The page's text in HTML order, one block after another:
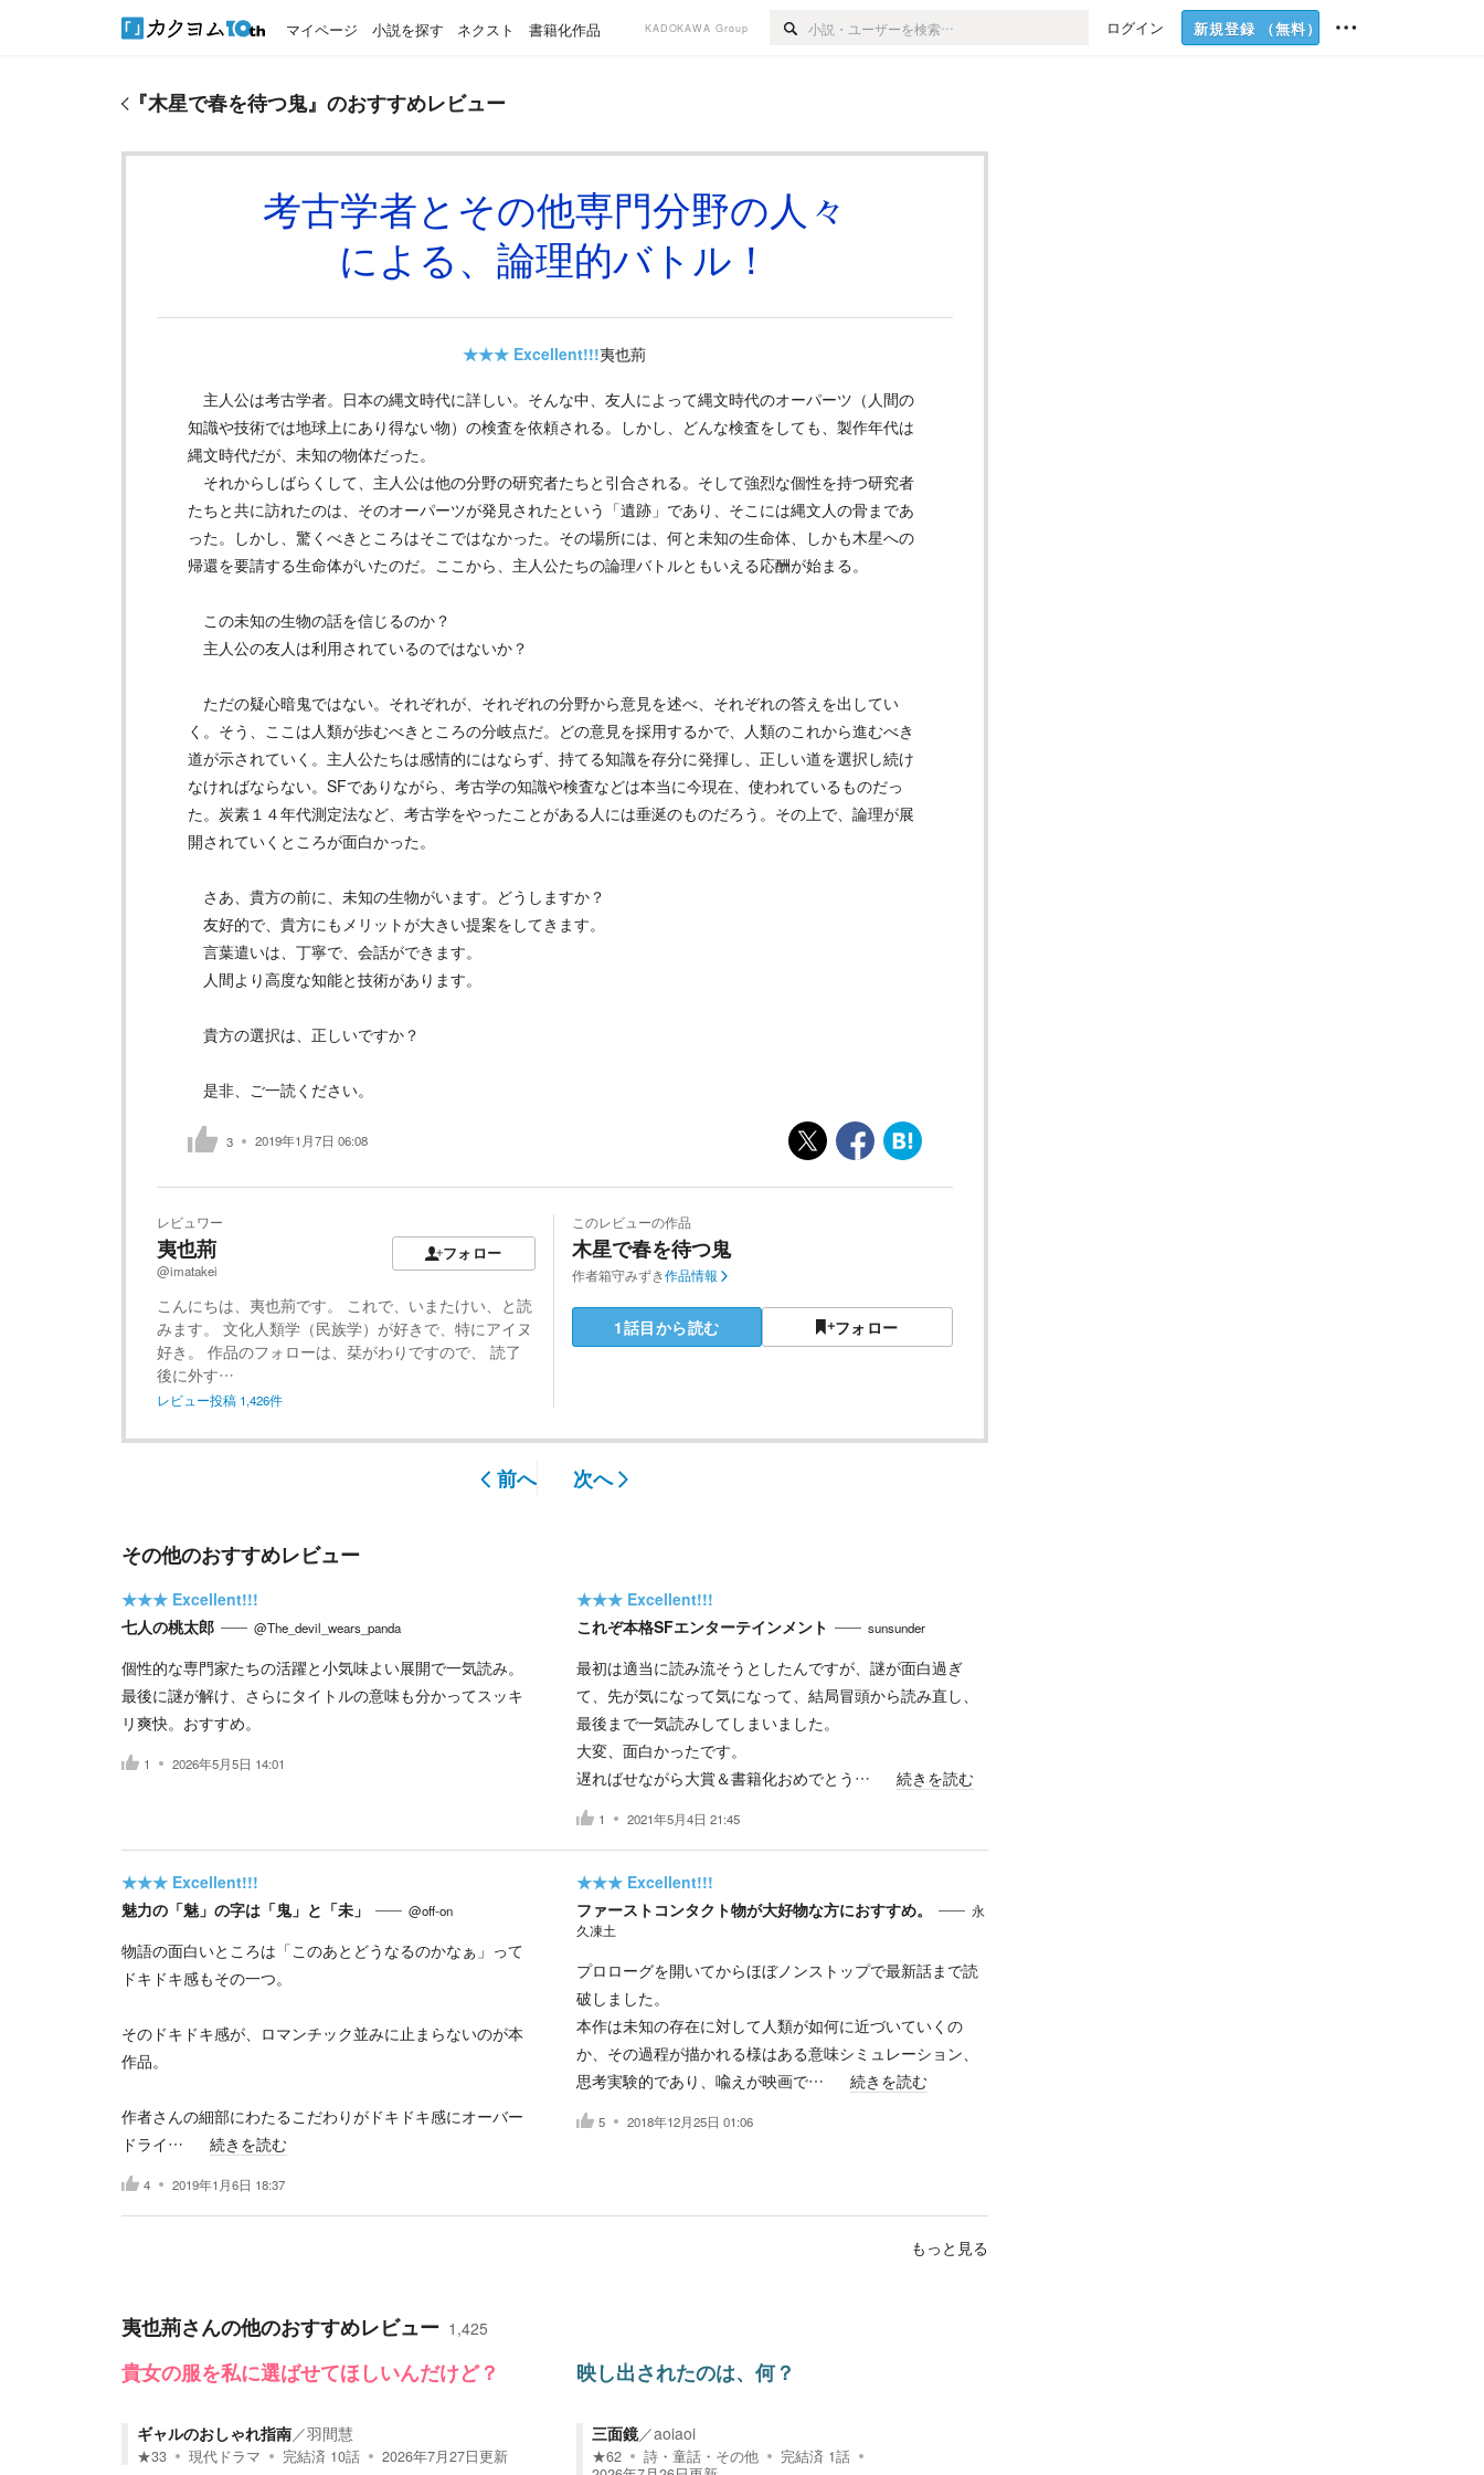
マイページ 小説を探す ネクスト 書籍化作品 KADOKAWA Group ログイン 新規登録 （無料）
『木星で春を待つ鬼』のおすすめレビュー
考古学者とその他専門分野の人々
による、論理的バトル！
★★★ Excellent!!!夷也荊
主人公は考古学者。日本の縄文時代に詳しい。そんな中、友人によって縄文時代のオーパーツ（人間の
知識や技術では地球上にあり得ない物）の検査を依頼される。しかし、どんな検査をしても、製作年代は
縄文時代だが、未知の物体だった。
それからしばらくして、主人公は他の分野の研究者たちと引合される。そして強烈な個性を持つ研究者
たちと共に訪れたのは、そのオーパーツが発見されたという「遺跡」であり、そこには縄文人の骨まであ
った。しかし、驚くべきところはそこではなかった。その場所には、何と未知の生命体、しかも木星への
帰還を要請する生命体がいたのだ。ここから、主人公たちの論理バトルともいえる応酬が始まる。
この未知の生物の話を信じるのか？
主人公の友人は利用されているのではないか？
ただの疑心暗鬼ではない。それぞれが、それぞれの分野から意見を述べ、それぞれの答えを出してい
く。そう、ここは人類が歩むべきところの分岐点だ。どの意見を採用するかで、人類のこれから進むべき
道が示されていく。主人公たちは感情的にはならず、持てる知識を存分に発揮し、正しい道を選択し続け
なければならない。SFでありながら、考古学の知識や検査などは本当に今現在、使われているものだっ
た。炭素１４年代測定法など、考古学をやったことがある人には垂涎のものだろう。その上で、論理が展
開されていくところが面白かった。
さあ、貴方の前に、未知の生物がいます。どうしますか？
友好的で、貴方にもメリットが大きい提案をしてきます。
言葉遣いは、丁寧で、会話ができます。
人間より高度な知能と技術があります。
貴方の選択は、正しいですか？
是非、ご一読ください。
3 2019年1月7日 06:08
レビュワー
夷也荊
@imatakei
フォロー
こんにちは、夷也荊です。 これで、いまたけい、と読
みます。 文化人類学（民族学）が好きで、特にアイヌ
好き。 作品のフォローは、栞がわりですので、 読了
後に外す…
レビュー投稿 1,426件
このレビューの作品
木星で春を待つ鬼
作者箱守みずき作品情報
1話目から読む フォロー
前へ 次へ
その他のおすすめレビュー
★★★ Excellent!!!
七人の桃太郎
@The_devil_wears_panda
個性的な専門家たちの活躍と小気味よい展開で一気読み。
最後に謎が解け、さらにタイトルの意味も分かってスッキ
リ爽快。おすすめ。
1 2026年5月5日 14:01
★★★ Excellent!!!
これぞ本格SFエンターテインメント
sunsunder
最初は適当に読み流そうとしたんですが、謎が面白過ぎ
て、先が気になって気になって、結局冒頭から読み直し、
最後まで一気読みしてしまいました。
大変、面白かったです。
遅ればせながら大賞＆書籍化おめでとう…
続きを読む
1 2021年5月4日 21:45
★★★ Excellent!!!
魅力の「魅」の字は「鬼」と「未」
@off-on
物語の面白いところは「このあとどうなるのかなぁ」って
ドキドキ感もその一つ。
そのドキドキ感が、ロマンチック並みに止まらないのが本
作品。
作者さんの細部にわたるこだわりがドキドキ感にオーバー
ドライ…
続きを読む
4 2019年1月6日 18:37
★★★ Excellent!!!
ファーストコンタクト物が大好物な方におすすめ。
永
久凍土
プロローグを開いてからほぼノンストップで最新話まで読
破しました。
本作は未知の存在に対して人類が如何に近づいていくの
か、その過程が描かれる様はある意味シミュレーション、
思考実験的であり、喩えが映画で…
続きを読む
5 2018年12月25日 01:06
もっと見る
夷也荊さんの他のおすすめレビュー 1,425
貴女の服を私に選ばせてほしいんだけど？
ギャルのおしゃれ指南／羽間慧
★33 現代ドラマ 完結済 10話 2026年7月27日更新
映し出されたのは、何？
三面鏡／aoiaoi
★62 詩・童話・その他 完結済 1話